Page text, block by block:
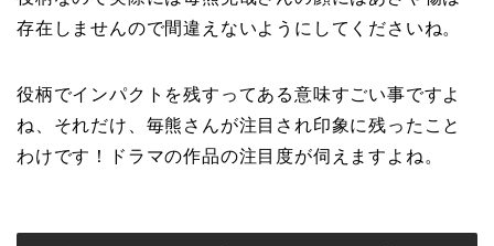
存在しませんので間違えないようにしてくださいね。
役柄でインパクトを残すってある意味すごい事ですよ
ね、それだけ、毎熊さんが注目され印象に残ったこと
わけです！ドラマの作品の注目度が伺えますよね。